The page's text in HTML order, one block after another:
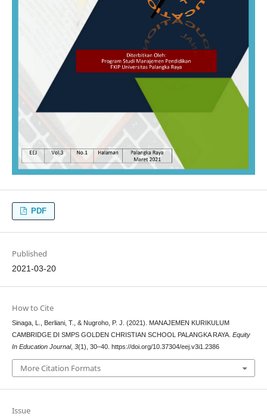
PDF
Published
2021-03-20
How to Cite
Sinaga, L., Berliani, T., & Nugroho, P. J. (2021). MANAJEMEN KURIKULUM
CAMBRIDGE DI SMPS GOLDEN CHRISTIAN SCHOOL PALANGKA RAYA. Equity
In Education Journal, 3(1), 30–40. https://doi.org/10.37304/eej.v3i1.2386
More Citation Formats
Issue